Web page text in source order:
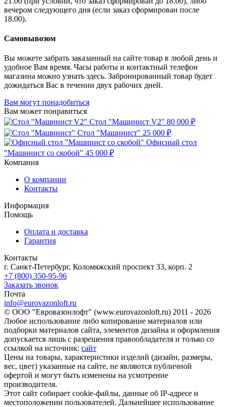
вечером следующего дня (если заказ сформирован после
18.00).
Самовывозом
Вы можете забрать заказанный на сайте товар в любой день и
удобное Вам время. Часы работы и контактный телефон
магазина можно узнать здесь. Забронированный товар будет
дожидаться Вас в течении двух рабочих дней.
Вам могут понадобиться
Вам может понравиться
Стол "Машинист V2" 80 000 ₽
Стол "Машинист" 25 000 ₽
Офисный стол
"Машинист со скобой" 45 000 ₽
Компания
О компании
Контакты
Информация
Помощь
Оплата и доставка
Гарантия
Контакты
г. Санкт-Петербург, Коломяжский проспект 33, корп. 2
+7 (800) 350-95-96
Заказать звонок
Почта
info@eurovazonloft.ru
© ООО "Евровазонлофт" (www.eurovazonloft.ru) 2011 - 2026
Любое использование либо копирование материалов или
подборки материалов сайта, элементов дизайна и оформления
допускается лишь с разрешения правообладателя и только со
ссылкой на источник: сайт
Цены на товары, характеристики изделий (дизайн, размеры,
вес, цвет) указанные на сайте, не являются публичной
офертой и могут быть изменены на усмотрение
производителя.
Этот сайт собирает cookie-файлы, данные об IP-адресе и
местоположении пользователей. Дальнейшее использование